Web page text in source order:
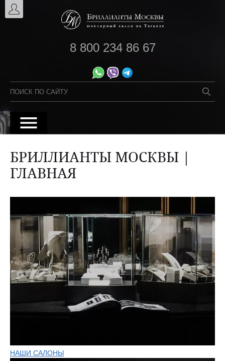
8 800 234 86 67
БРИЛЛИАНТЫ МОСКВЫ |
ГЛАВНАЯ
НАШИ САЛОНЫ